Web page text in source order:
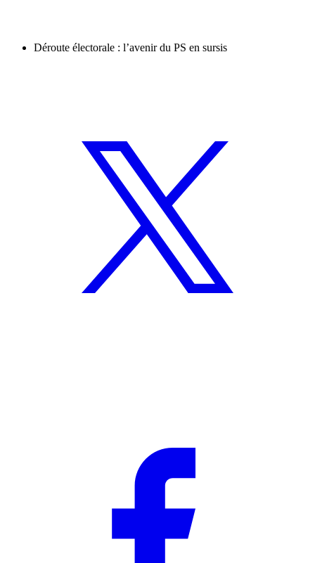
Déroute électorale : l’avenir du PS en sursis